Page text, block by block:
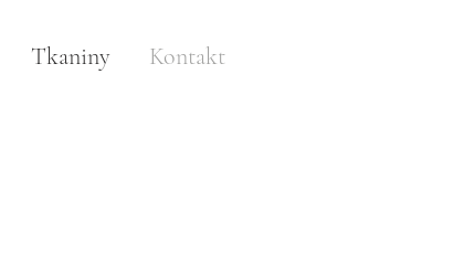
Tkaniny Kontakt